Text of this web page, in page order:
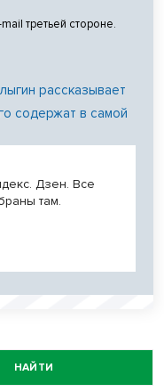
третьей стороне.
рассказывает
содержат в самой
Дзен. Все
там.
НАЙТИ